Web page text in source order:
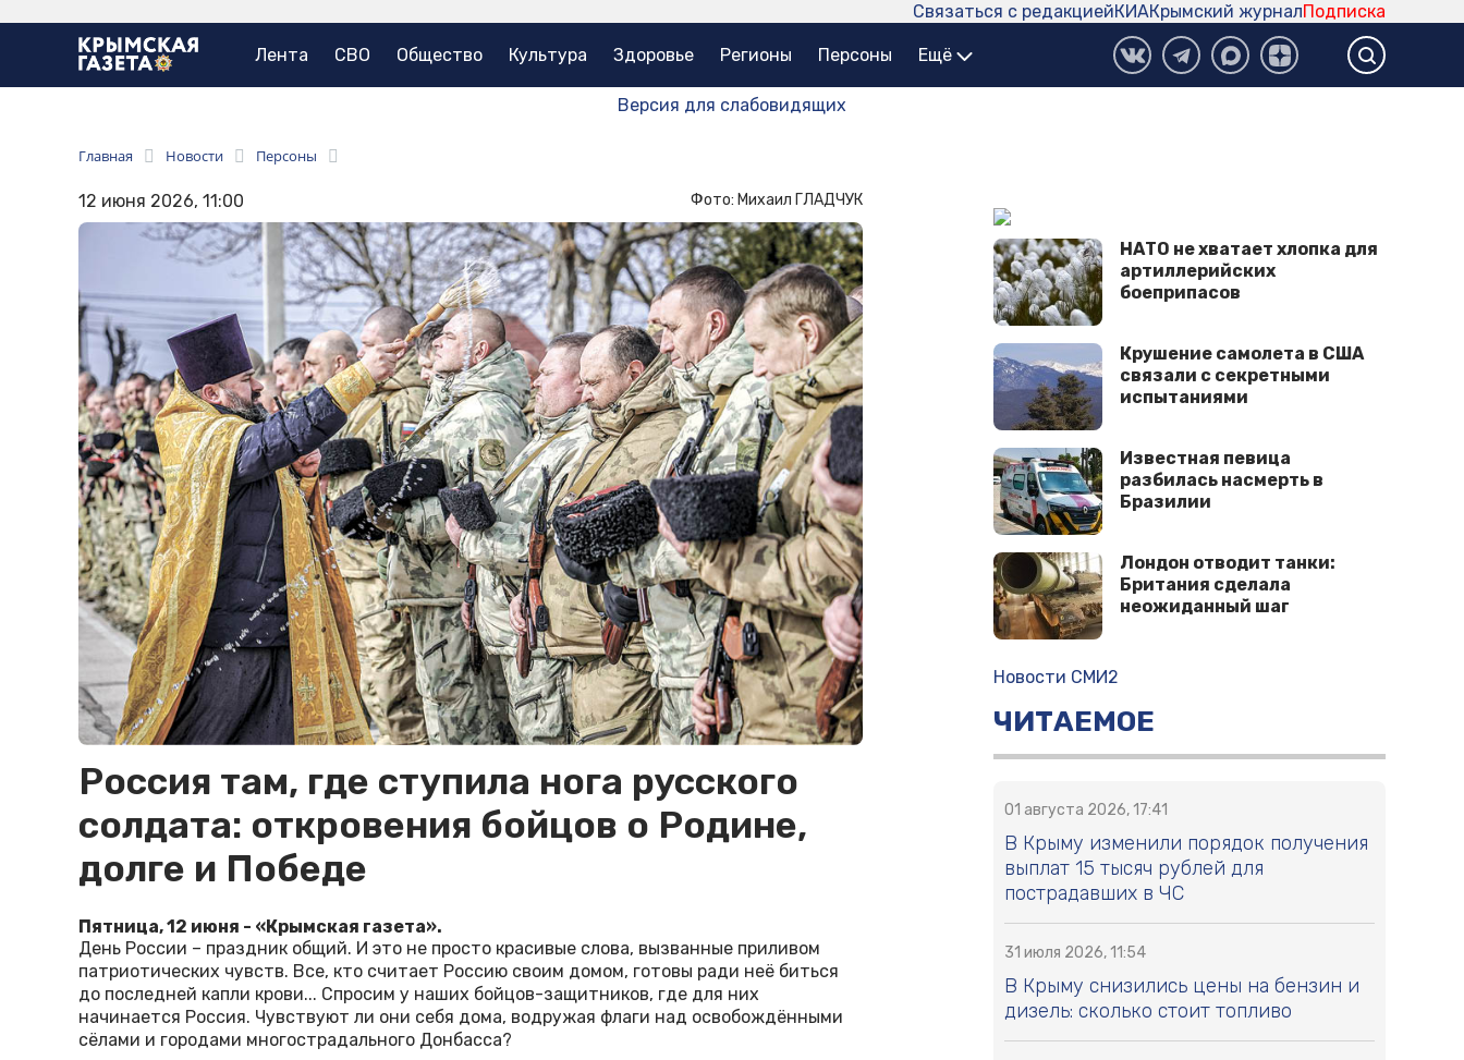
Подписка
Крымский журнал
КИА
Связаться с редакцией
Лента СВО Общество Культура Здоровье Регионы Персоны Ещё
Версия для слабовидящих
Главная Новости Персоны
12 июня 2026, 11:00 Фото: Михаил ГЛАДЧУК
Россия там, где ступила нога русского
солдата: откровения бойцов о Родине,
долге и Победе
Пятница, 12 июня - «Крымская газета».
День России – праздник общий. И это не просто красивые слова, вызванные приливом
патриотических чувств. Все, кто считает Россию своим домом, готовы ради неё биться
до последней капли крови... Спросим у наших бойцов-защитников, где для них
начинается Россия. Чувствуют ли они себя дома, водружая флаги над освобождёнными
сёлами и городами многострадального Донбасса?
НАТО не хватает хлопка для
артиллерийских
боеприпасов
Крушение самолета в США
связали с секретными
испытаниями
Известная певица
разбилась насмерть в
Бразилии
Лондон отводит танки:
Британия сделала
неожиданный шаг
Новости СМИ2
ЧИТАЕМОЕ
01 августа 2026, 17:41
В Крыму изменили порядок получения
выплат 15 тысяч рублей для
пострадавших в ЧС
31 июля 2026, 11:54
В Крыму снизились цены на бензин и
дизель: сколько стоит топливо